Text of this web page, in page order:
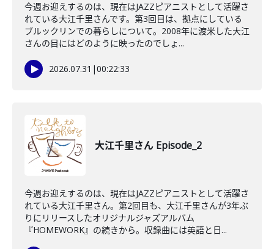
今週お迎えするのは、現在はJAZZピアニストとして活躍さ
れている大江千里さんです。第3回目は、拠点にしている
ブルックリンでの暮らしについて。2008年に渡米した大江
さんの目にはどのように映ったのでしょ...
2026.07.31 |00:22:33
大江千里さん Episode_2
今週お迎えするのは、現在はJAZZピアニストとして活躍さ
れている大江千里さん。第2回目も、大江千里さんが3年ぶ
りにリリースしたオリジナルジャズアルバム
『HOMEWORK』の続きから。収録曲には英語と日...